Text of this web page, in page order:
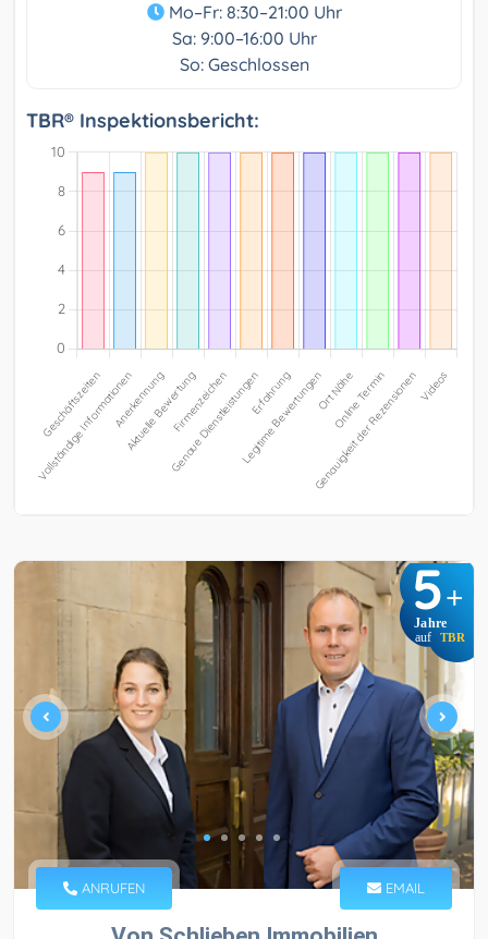
Mo–Fr: 8:30–21:00 Uhr
Sa: 9:00–16:00 Uhr
So: Geschlossen
TBR® Inspektionsbericht:
5+
Jahre
auf TBR
ANRUFEN EMAIL